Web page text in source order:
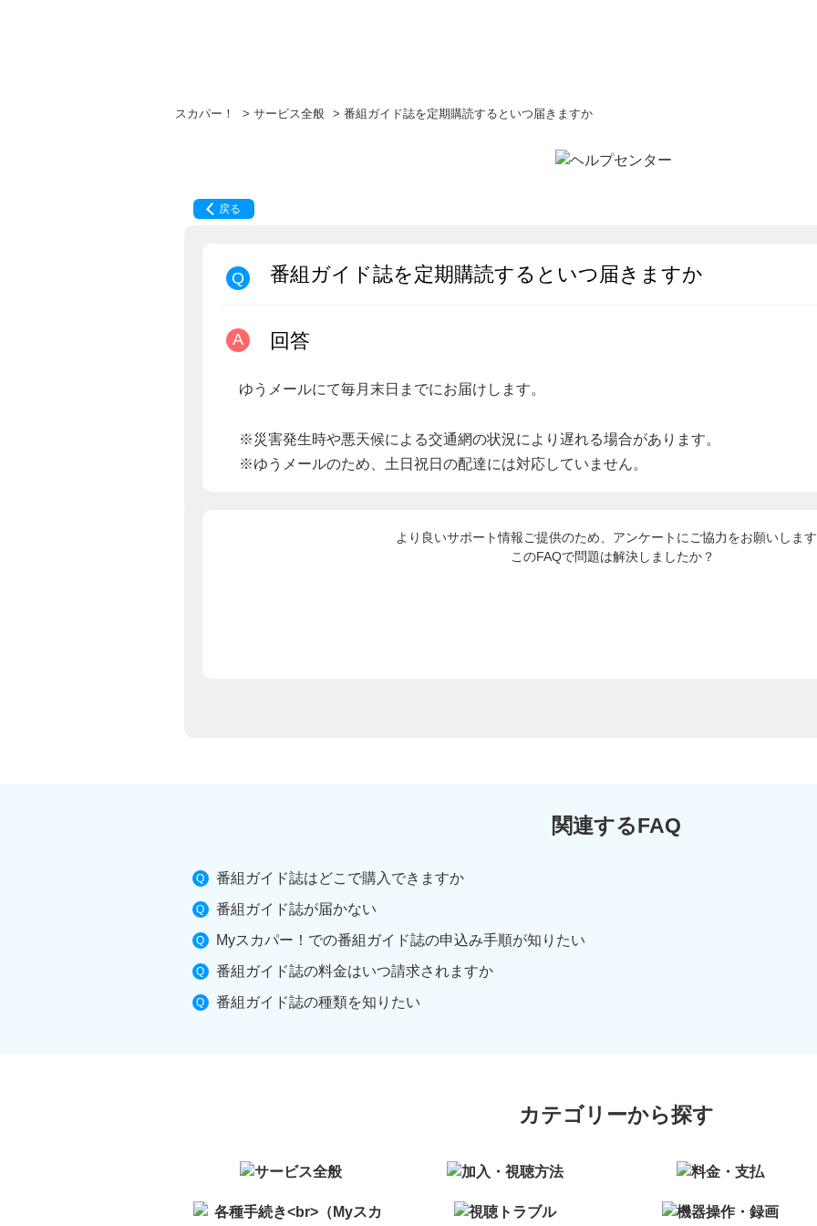
スカパー！ > サービス全般 > 番組ガイド誌を定期購読するといつ届きますか
戻る
番組ガイド誌を定期購読するといつ届きますか
回答
ゆうメールにて毎月末日までにお届けします。
※災害発生時や悪天候による交通網の状況により遅れる場合があります。
※ゆうメールのため、土日祝日の配達には対応していません。
より良いサポート情報ご提供のため、アンケートにご協力をお願いしま
このFAQで問題は解決しましたか？
関連するFAQ
番組ガイド誌はどこで購入できますか
番組ガイド誌が届かない
Myスカパー！での番組ガイド誌の申込み手順が知りたい
番組ガイド誌の料金はいつ請求されますか
番組ガイド誌の種類を知りたい
カテゴリーから探す